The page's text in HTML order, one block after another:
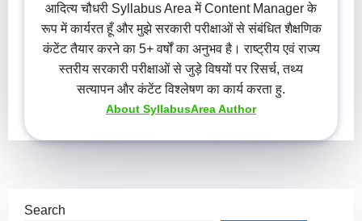
आदित्य चौधरी Syllabus Area में Content Manager के
रूप में कार्यरत हूँ और मुझे सरकारी परीक्षाओं से संबंधित शैक्षणिक
कंटेंट तैयार करने का 5+ वर्षों का अनुभव है। राष्ट्रीय एवं राज्य
स्तरीय सरकारी परीक्षाओं से जुड़े विषयों पर रिसर्च, तथ्य
सत्यापन और कंटेंट विश्लेषण का कार्य करता हु.
About SyllabusArea Author
Search